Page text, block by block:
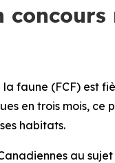
faune (FCF) est
en trois mois,
habitats.
au